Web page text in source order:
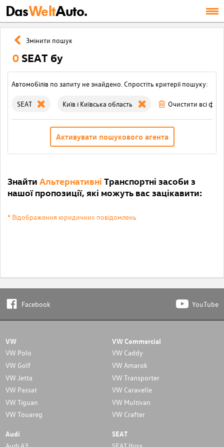
DasWeltAuto.
Змінити пошук
0 SEAT бу
Автомобілів по запиту не знайдено. Спростіть критерії пошуку:
SEAT Київ і Київська область Очистити всі
Активувати пошукового агента
Знайти Альтернативні Транспортні засоби з
нашої пропозиції, які можуть вас зацікавити:
* Відображення юридичних повідомлень
Facebook YouTube
VW
VW Polo
VW Golf
VW Jetta
VW Passat
VW Tiguan
VW Touareg
VW Commercial
VW Caddy
VW Amarok
VW Transporter
VW Caravelle
VW Multivan
VW Crafter
Audi SEAT